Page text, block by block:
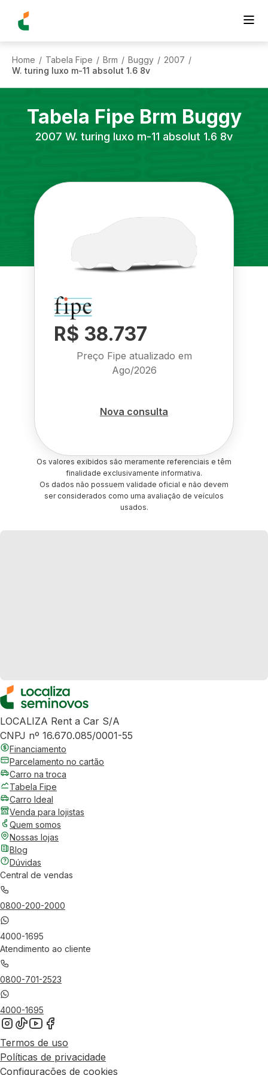
Home / Tabela Fipe / Brm / Buggy / 2007 /
W. turing luxo m-11 absolut 1.6 8v
Tabela Fipe Brm Buggy
2007 W. turing luxo m-11 absolut 1.6 8v
R$ 38.737
Preço Fipe atualizado em
Ago/2026
Nova consulta
Os valores exibidos são meramente referenciais e têm
finalidade exclusivamente informativa.
Os dados não possuem validade oficial e não devem
ser considerados como uma avaliação de veículos
usados.
LOCALIZA Rent a Car S/A
CNPJ nº 16.670.085/0001-55
Financiamento
Parcelamento no cartão
Carro na troca
Tabela Fipe
Carro Ideal
Venda para lojistas
Quem somos
Nossas lojas
Blog
Dúvidas
Central de vendas
0800-200-2000
4000-1695
Atendimento ao cliente
0800-701-2523
4000-1695
Termos de uso
Políticas de privacidade
Configurações de cookies